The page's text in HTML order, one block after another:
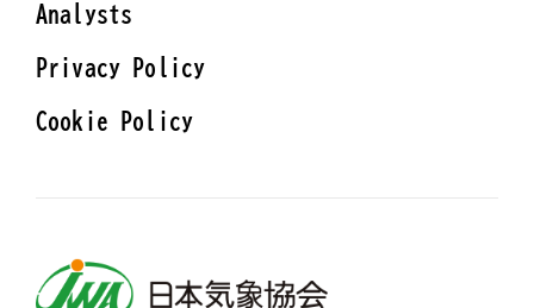
Analysts
Privacy Policy
Cookie Policy